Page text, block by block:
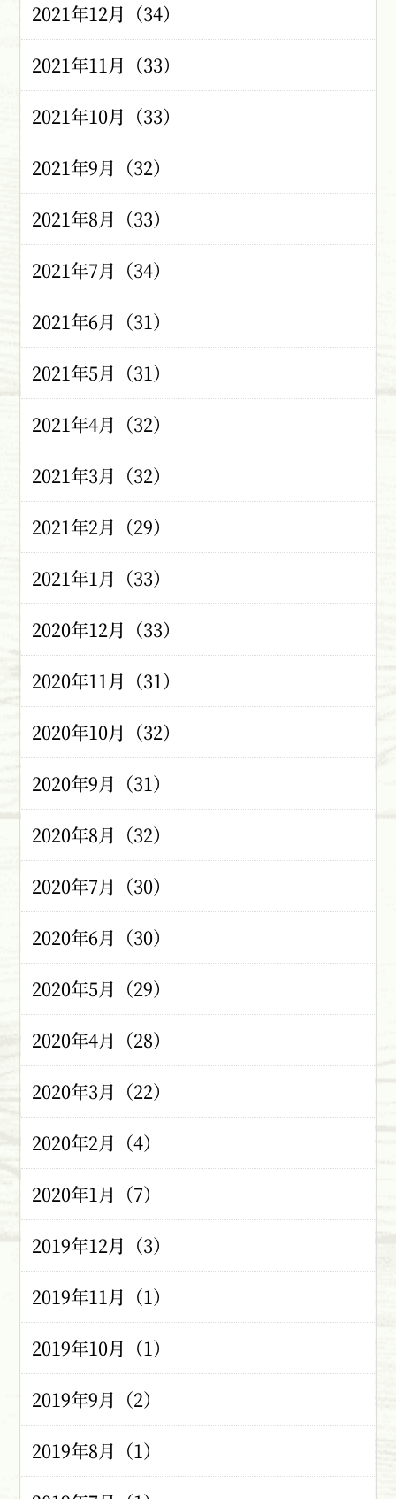
2021年12月（34）
2021年11月（33）
2021年10月（33）
2021年9月（32）
2021年8月（33）
2021年7月（34）
2021年6月（31）
2021年5月（31）
2021年4月（32）
2021年3月（32）
2021年2月（29）
2021年1月（33）
2020年12月（33）
2020年11月（31）
2020年10月（32）
2020年9月（31）
2020年8月（32）
2020年7月（30）
2020年6月（30）
2020年5月（29）
2020年4月（28）
2020年3月（22）
2020年2月（4）
2020年1月（7）
2019年12月（3）
2019年11月（1）
2019年10月（1）
2019年9月（2）
2019年8月（1）